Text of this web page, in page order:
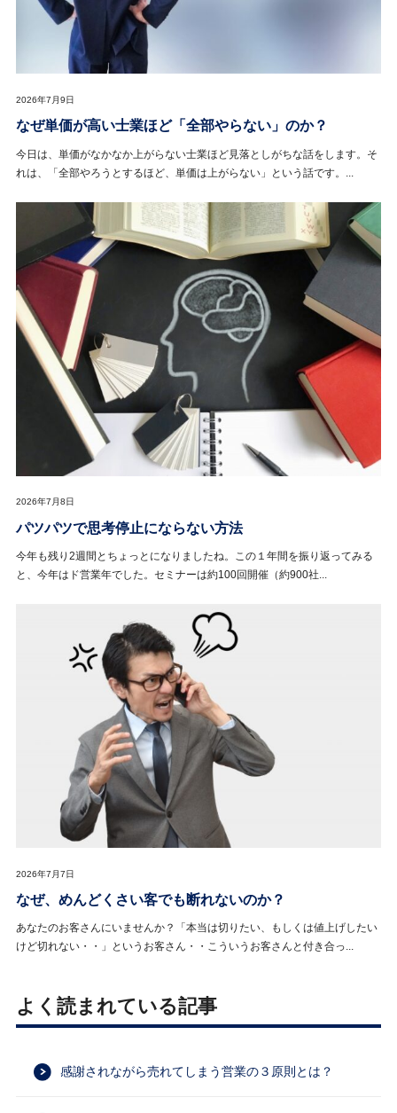
2026年7月9日
なぜ単価が高い士業ほど「全部やらない」のか？
今日は、単価がなかなか上がらない士業ほど見落としがちな話をします。そ
れは、「全部やろうとするほど、単価は上がらない」という話です。...
2026年7月8日
パツパツで思考停止にならない方法
今年も残り2週間とちょっとになりましたね。この１年間を振り返ってみる
と、今年はド営業年でした。セミナーは約100回開催（約900社...
2026年7月7日
なぜ、めんどくさい客でも断れないのか？
あなたのお客さんにいませんか？「本当は切りたい、もしくは値上げしたい
けど切れない・・」というお客さん・・こういうお客さんと付き合っ...
よく読まれている記事
感謝されながら売れてしまう営業の３原則とは？